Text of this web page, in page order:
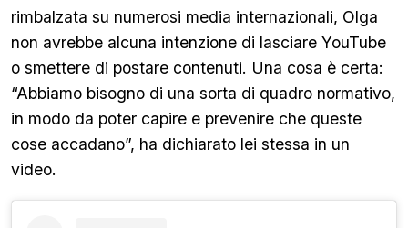
rimbalzata su numerosi media internazionali, Olga
non avrebbe alcuna intenzione di lasciare YouTube
o smettere di postare contenuti. Una cosa è certa:
“Abbiamo bisogno di una sorta di quadro normativo,
in modo da poter capire e prevenire che queste
cose accadano”, ha dichiarato lei stessa in un
video.